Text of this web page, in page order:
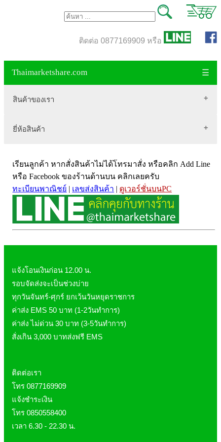
ติดต่อ 0877169909 หรือ
Thaimarketshare.com ☰
สินค้าของเรา
สินค้าขายดี
สมุนไพรไทย
เครื่องดื่มกาแฟ
น้ำหนัก
ขนาด อกสตรี
ผิวพรรณ-กลูต้า
สิวอุดตันหน้ามัน
ครีมกันแดด ปัญหาฝ้า กระ
ครีมหน้าใส
สุดฮิต เกาหลี
สุดฮิต ญี่ปุ่น
เพื่อสุขภาพ
สายตา
ยี่ห้อสินค้า
Biogrow
Blackmores
VitaHealth
Mega we care
Vistra วิสทร้า
SpringMate
Vitamate
Nature's Bounty
Glutapung
Naturbiotic
Caltrate Calcium
PHARMA NORD
HARRIS
เรียนลูกค้า หากสั่งสินค้าไม่ได้โทรมาสั่ง หรือคลิก Add Line
หรือ Facebook ของร้านด้านบน คลิกเลยครับ
ทะเบียนพาณิชย์ | เลขส่งสินค้า | ดูเวอร์ชั่นบนPC
แจ้งโอนเงินก่อน 12.00 น.
รอบจัดส่งจะเป็นช่วงบ่าย
ทุกวันจันทร์-ศุกร์ ยกเว้นวันหยุดราชการ
ค่าส่ง EMS 50 บาท (1-2วันทำการ)
ค่าส่ง ไม่ด่วน 30 บาท (3-5วันทำการ)
สั่งเกิน 3,000 บาทส่งฟรี EMS
ติดต่อเรา
โทร 0877169909
แจ้งชำระเงิน
โทร 0850558400
เวลา 6.30 - 22.30 น.